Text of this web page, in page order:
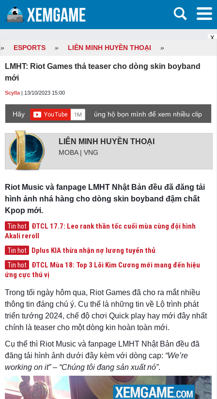
X
» ESPORTS » LIÊN MINH HUYỀN THOẠI »
LMHT: Riot Games thả teaser cho dòng skin boyband
mới
Scylla | 13/10/2023 15:00
Hãy
ủng hộ bọn mình để xem nhiều clip
LIÊN MINH HUYỀN THOẠI
MOBA | VNG
Riot Music và fanpage LMHT Nhật Bản đều đã đăng tải
hình ảnh nhá hàng cho dòng skin boyband đậm chất
Kpop mới.
Tin hot
ĐTCL 17.7: Leo rank thần tốc cuối mùa cùng đội hình
Akali reroll
Tin hot Dplus KIA thừa nhận nợ lương tuyển thủ
Tin hot
ĐTCL Mùa 18: Top 3 Lõi Kim Cương mới mang đến hiệu
ứng cực thú vị
Trong tối ngày hôm qua, Riot Games đã cho ra mắt nhiều
thông tin đáng chú ý. Cụ thể là những tin về Lộ trình phát
triển tướng 2024, chế độ chơi Quick play hay mới đây nhất
chính là teaser cho một dòng kin hoàn toàn mới.
Cụ thể thì Riot Music và fanpage LMHT Nhật Bản đều đã
đăng tải hình ảnh dưới đây kèm với dòng cap: “We’re
working on it”– “Chúng tôi đang sản xuất nó”.